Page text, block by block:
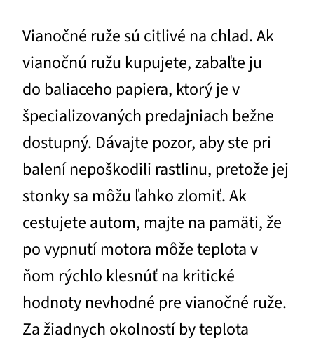
Vianočné ruže sú citlivé na chlad. Ak
vianočnú ružu kupujete, zabaľte ju
do baliaceho papiera, ktorý je v
špecializovaných predajniach bežne
dostupný. Dávajte pozor, aby ste pri
balení nepoškodili rastlinu, pretože jej
stonky sa môžu ľahko zlomiť. Ak
cestujete autom, majte na pamäti, že
po vypnutí motora môže teplota v
ňom rýchlo klesnúť na kritické
hodnoty nevhodné pre vianočné ruže.
Za žiadnych okolností by teplota